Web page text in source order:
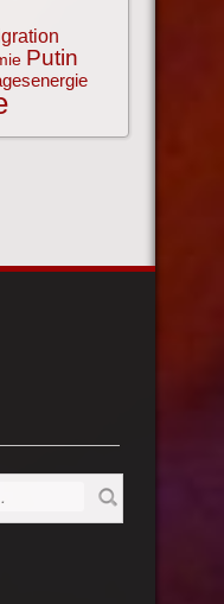
Putin